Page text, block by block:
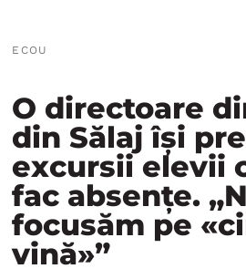
ECOU
O directoare
din Sălaj își
excursii elevii
fac absențe.
focusăm pe
vină»”